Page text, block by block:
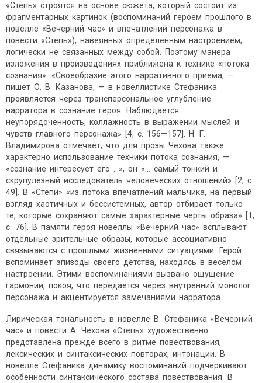
«Степь» строятся на основе сюжета, который состоит из
фрагментарных картинок (воспоминаний героем прошлого в
новелле «Вечерний час» и впечатлений персонажа в
повести «Степь»), навеянных определенным настроением,
логически не связанных между собой. Поэтому манера
изложения в произведениях приближена к технике «потока
сознания». «Своеобразие этого нарративного приема, —
пишет О. В. Казанова, — в новеллистике Стефаника
проявляется через трансперсональное углубление
нарратора в сознание героя. Наблюдается
неупорядоченность, коллажность в выражении мыслей и
чувств главного персонажа» [4, с. 156—157]. Н. Г.
Владимирова отмечает, что для прозы Чехова также
характерно использование техники потока сознания, —
«сознание интересует его ...», он «... самый тонкий и
скрупулезный исследователь человеческих отношений» [2, с.
49]. В «Степи» «из потока впечатлений мальчика, на первый
взгляд хаотичных и бессистемных, автор отбирает только
те, которые сохраняют самые характерные черты образа» [1,
с. 76]. В памяти героя новеллы «Вечерний час» всплывают
отдельные зрительные образы, которые ассоциативно
связываются с прошлыми жизненными ситуациями. Герой
вспоминает эпизоды своего детства, находясь в веселом
настроении. Этими воспоминаниями вызвано ощущение
гармонии, покоя, что передается через внутренний монолог
персонажа и акцентируется замечаниями нарратора.
Лирическая тональность в новелле В. Стефаника «Вечерний
час» и повести А. Чехова «Степь» художественно
представлена прежде всего в ритме повествования,
лексических и синтаксических повторах, интонации. В
новелле Стефаника динамику воспоминаний подчеркивают
особенности синтаксического состава повествования. В